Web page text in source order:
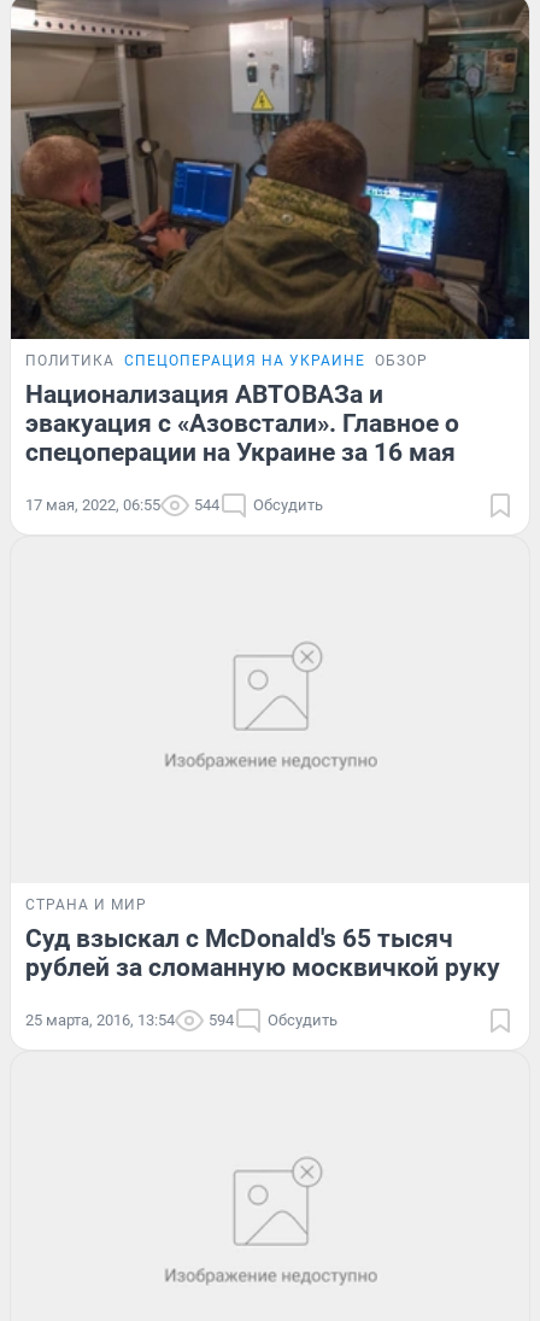
ПОЛИТИКА СПЕЦОПЕРАЦИЯ НА УКРАИНЕ ОБЗОР
Национализация АВТОВАЗа и
эвакуация с «Азовстали». Главное о
спецоперации на Украине за 16 мая
17 мая, 2022, 06:55 544 Обсудить
СТРАНА И МИР
Суд взыскал с McDonald's 65 тысяч
рублей за сломанную москвичкой руку
25 марта, 2016, 13:54 594 Обсудить